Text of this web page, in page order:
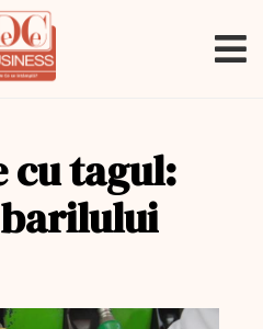
tagul: